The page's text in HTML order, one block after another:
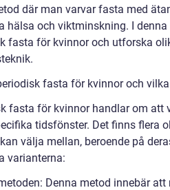
där man varvar fasta med
hälsa och viktminskning. I
fasta för kvinnor och utforska
fasta för kvinnor och
fasta för kvinnor handlar om att
tidsfönster. Det finns flera
välja mellan, beroende på
varianterna:
Denna metod innebär